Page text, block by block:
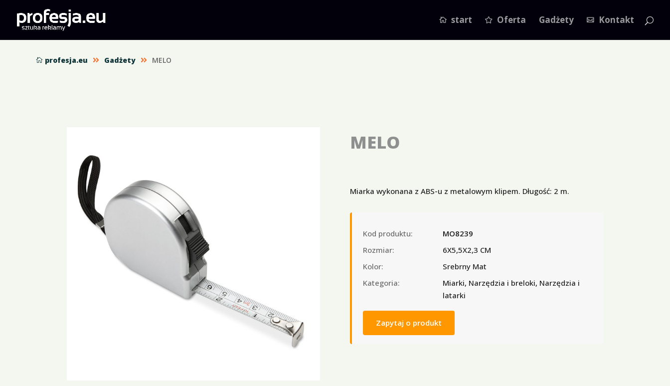
start Oferta Gadżety Kontakt
 profesja.eu  Gadżety  MELO
MELO
Miarka wykonana z ABS-u z metalowym klipem. Długość: 2 m.
Kod produktu:
MO8239
Rozmiar:
6X5,5X2,3 CM
Kolor:
Srebrny Mat
Kategoria:
Miarki, Narzędzia i breloki, Narzędzia i
latarki
Zapytaj o produkt